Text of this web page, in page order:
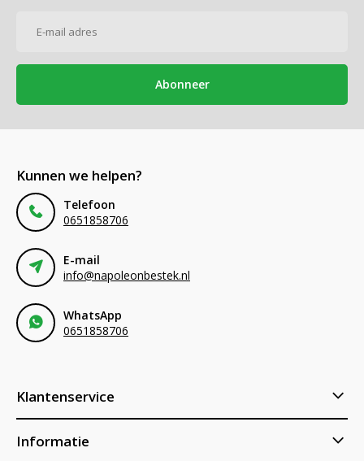
Abonneer
Kunnen we helpen?
Telefoon
0651858706
E-mail
info@napoleonbestek.nl
WhatsApp
0651858706
Klantenservice
Informatie